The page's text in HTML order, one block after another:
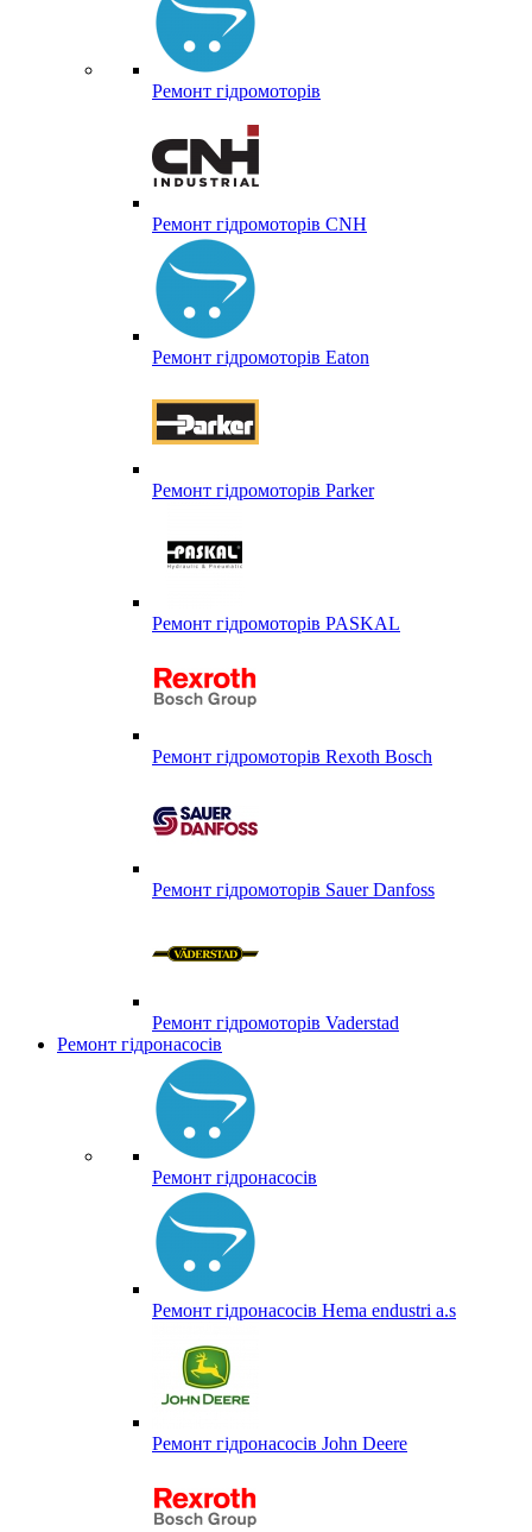
Ремонт гідромоторів
Ремонт гідромоторів CNH
Ремонт гідромоторів Eaton
Ремонт гідромоторів Parker
Ремонт гідромоторів PASKAL
Ремонт гідромоторів Rexoth Bosch
Ремонт гідромоторів Sauer Danfoss
Ремонт гідромоторів Vaderstad
Ремонт гідронасосів
Ремонт гідронасосів
Ремонт гідронасосів Hema endustri a.s
Ремонт гідронасосів John Deere